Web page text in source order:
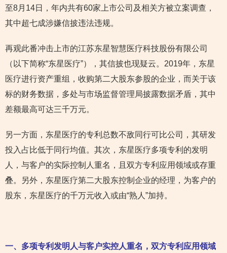
至8月14日，年内共有60家上市公司及相关方被立案调查，
其中超七成涉嫌信披违法违规。
再观此番冲击上市的江苏东星智慧医疗科技股份有限公司
（以下简称“东星医疗”），其信披也现疑云。2019年，东星
医疗进行资产重组，收购第二大股东参股的企业，而关于该
标的财务数据，多处与市场监督管理局披露数据矛盾，其中
差额最高可达三千万元。
另一方面，东星医疗的专利总数不敌同行可比公司，其研发
投入占比低于同行均值。其次，东星医疗多项专利的发明
人，与客户的实际控制人重名，且双方专利应用领域或存重
叠。另外，东星医疗第二大股东控制企业的经理，为客户的
股东，东星医疗的千万元收入或由“熟人”加持。
一、多项专利发明人与客户实控人重名，双方专利应用领域